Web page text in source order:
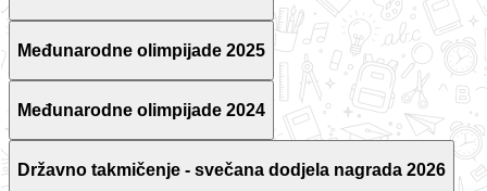
Međunarodne olimpijade 2025
Međunarodne olimpijade 2024
Državno takmičenje - svečana dodjela nagrada 2026